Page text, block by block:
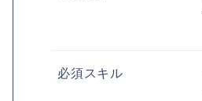
必須スキル